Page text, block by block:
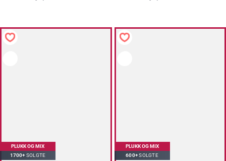
PLUKK OG MIX
1700+SOLGTE
PLUKK OG MIX
600+SOLGTE